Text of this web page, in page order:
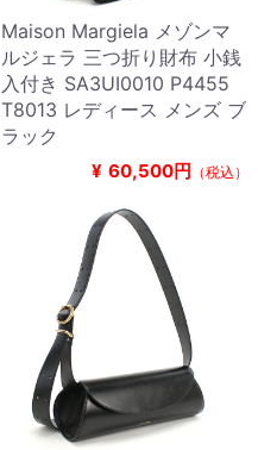
Maison Margiela メゾンマ
ルジェラ 三つ折り財布 小銭
入付き SA3UI0010 P4455
T8013 レディース メンズ ブ
ラック
¥ 60,500円 （税込）